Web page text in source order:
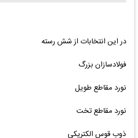
در این انتخابات از شش رسته
فولادسازان بزرگ
نورد مقاطع طویل
نورد مقاطع تخت
ذوب قوس الکتریکی